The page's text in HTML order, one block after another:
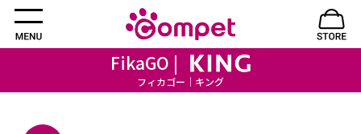
FikaGO |
フィカゴー｜キング